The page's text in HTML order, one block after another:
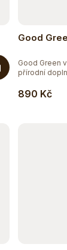
Good
890 Kč
Good Green
přírodní